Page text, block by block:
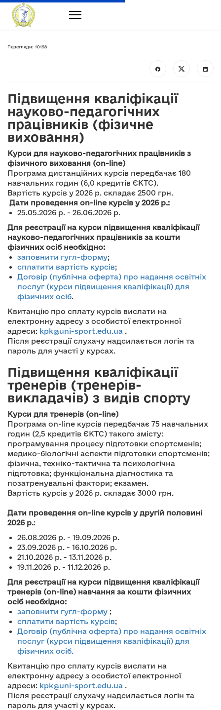
Перегляди: 10198
Підвищення кваліфікації
науково-педагогічних
працівників (фізичне
виховання)
Курси для науково-педагогічних працівників з
фізичного виховання (on-line)
Програма дистанційних курсів передбачає 180
навчальних годин (6,0 кредитів ЄКТС).
Вартість курсів у 2026 р. складає 2500 грн.
Дати проведення on-line курсів у 2026 р.:
25.05.2026 р. - 26.06.2026 р.
Для реєстрації на курси підвищення кваліфікації
науково-педагогічних працівників за кошти
фізичних осіб необхідно:
заповнити гугл-форму;
сплатити вартість курсів;
Договір (публічна оферта) про надання освітніх
послуг (курси підвищення кваліфікації) для
фізичних осіб.
Квитанцію про сплату курсів вислати на
електронну адресу з особистої електронної
адреси: kpk@uni-sport.edu.ua .
Після реєстрації слухачу надсилається логін та
пароль для участі у курсах.
Підвищення кваліфікації
тренерів (тренерів-
викладачів) з видів спорту
Курси для тренерів (on-line)
Програма on-line курсів передбачає 75 навчальних
годин (2,5 кредитів ЄКТС) такого змісту:
програмування процесу підготовки спортсменів;
медико-біологічні аспекти підготовки спортсменів;
фізична, техніко-тактична та психологічна
підготовка; функціональна діагностика та
позатренувальні фактори; екзамен.
Вартість курсів у 2026 р. складає 3000 грн.
Дати проведення on-line курсів у другій половині
2026 р.:
26.08.2026 р. - 19.09.2026 р.
23.09.2026 р. - 16.10.2026 р.
21.10.2026 р. - 13.11.2026 р.
19.11.2026 р. - 11.12.2026 р.
Для реєстрації на курси підвищення кваліфікації
тренерів (on-line) навчання за кошти фізичних
осіб необхідно:
заповнити гугл-форму ;
сплатити вартість курсів;
Договір (публічна оферта) про надання освітніх
послуг (курси підвищення кваліфікації) для
фізичних осіб.
Квитанцію про сплату курсів вислати на
електронну адресу з особистої електронної
адреси: kpk@uni-sport.edu.ua .
Після реєстрації слухачу надсилається логін та
пароль для участі у курсах.